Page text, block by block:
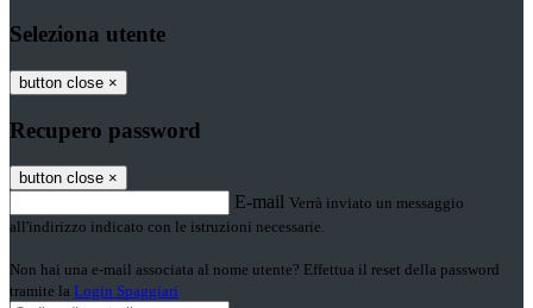
Seleziona utente
button close ×
Recupero password
button close ×
E-mail Verrà inviato un messaggio
all'indirizzo indicato con le istruzioni necessarie.
Non hai una e-mail associata al nome utente? Effettua il reset della password
tramite la Login Spaggiari